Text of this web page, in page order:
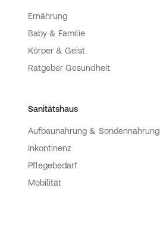
Ernährung
Baby & Familie
Körper & Geist
Ratgeber Gesundheit
Sanitätshaus
Aufbaunahrung & Sondennahrung
Inkontinenz
Pflegebedarf
Mobilität